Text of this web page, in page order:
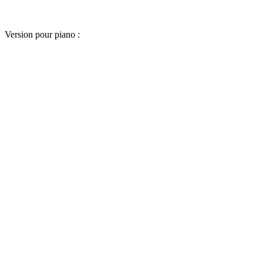
Version pour piano :